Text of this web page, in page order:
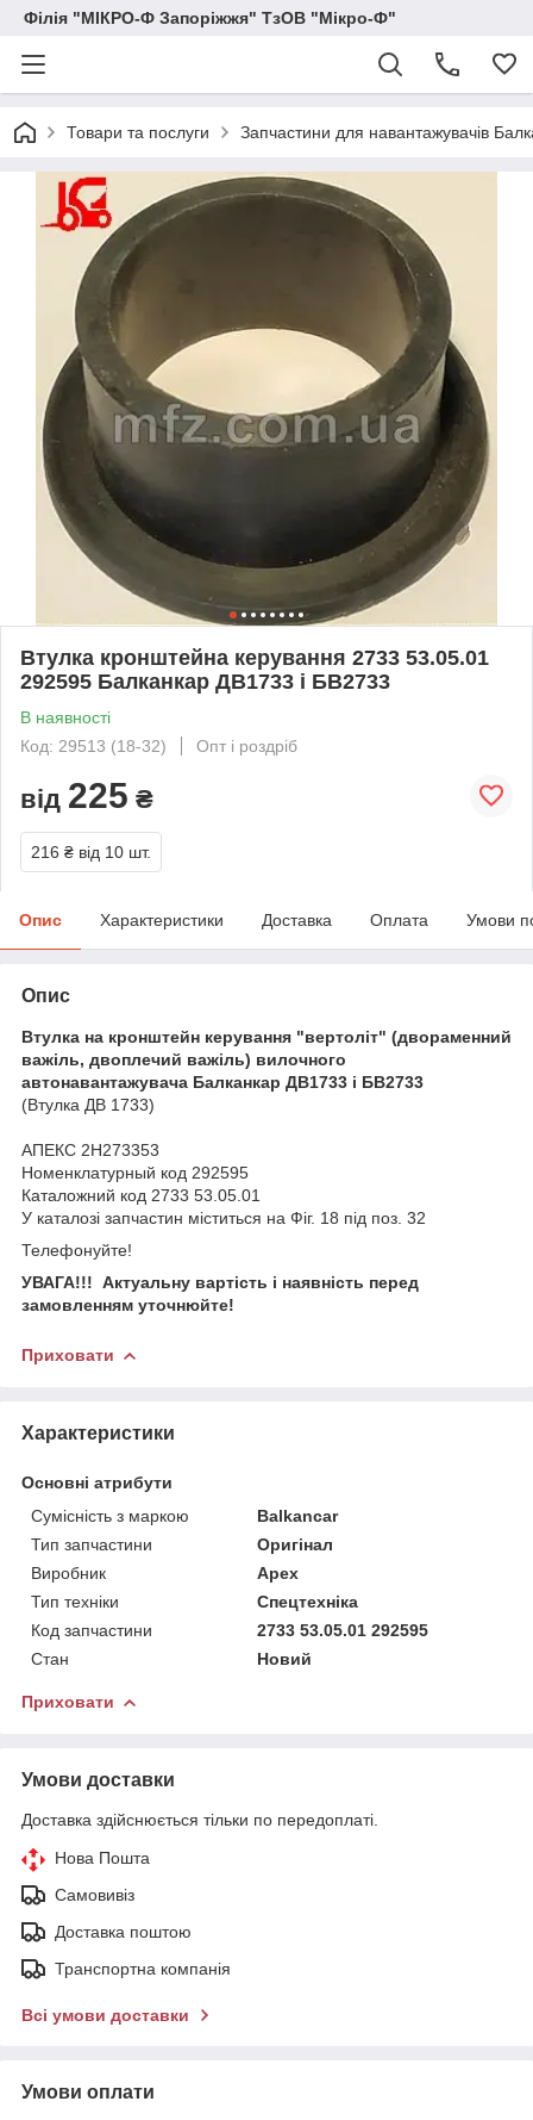
Філія "МІКРО-Ф Запоріжжя" ТзОВ "Мікро-Ф"
Товари та послуги Запчастини для навантажувачів
Втулка кронштейна керування 2733 53.05.01
292595 Балканкар ДВ1733 і БВ2733
В наявності
Код: 29513 (18-32)
Опт і роздріб
від 225 ₴
216 ₴ від 10 шт.
Опис Характеристики Доставка Оплата Умови
Опис
Втулка на кронштейн керування "вертоліт" (двораменний
важіль, двоплечий важіль) вилочного
автонавантажувача Балканкар ДВ1733 і БВ2733
(Втулка ДВ 1733)
АПЕКС 2H273353
Номенклатурный код 292595
Каталожний код 2733 53.05.01
У каталозі запчастин міститься на Фіг. 18 під поз. 32
Телефонуйте!
УВАГА!!! Актуальну вартість і наявність перед
замовленням уточнюйте!
Приховати
Характеристики
Основні атрибути
Сумісність з маркою
Balkancar
Тип запчастини
Оригінал
Виробник
Apex
Тип техніки
Спецтехніка
Код запчастини
2733 53.05.01 292595
Стан
Новий
Приховати
Умови доставки
Доставка здійснюється тільки по передоплаті.
Нова Пошта
Самовивіз
Доставка поштою
Транспортна компанія
Всі умови доставки
Умови оплати